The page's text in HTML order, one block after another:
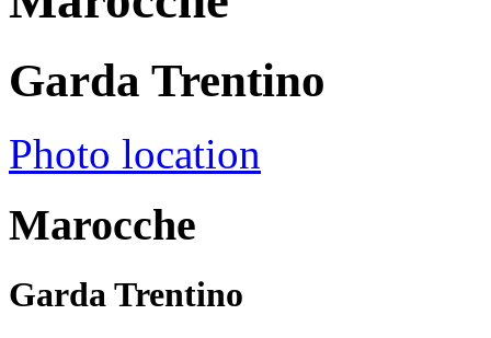
Garda Trentino
Photo location
Marocche
Garda Trentino